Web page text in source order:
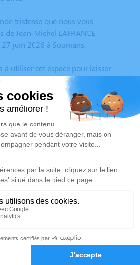
Hommages
tristesse que nous vous
de Jean-Michel LAFRANCE
juin 2026 à Soumans.
à utiliser cet espace pour laisser
des photos souvenirs, une
vos pensées à travers des
Cet endroit est un lieu
honorer la mémoire de Jean-
Je rends hommage